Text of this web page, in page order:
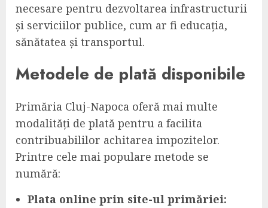
necesare pentru dezvoltarea infrastructurii
și serviciilor publice, cum ar fi educația,
sănătatea și transportul.
Metodele de plată disponibile
Primăria Cluj-Napoca oferă mai multe
modalități de plată pentru a facilita
contribuabililor achitarea impozitelor.
Printre cele mai populare metode se
numără:
Plata online prin site-ul primăriei: